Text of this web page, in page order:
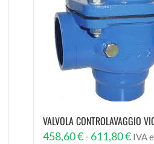
VALVOLA CONTROLAVAGGIO
458,60€-611,80€ IVA